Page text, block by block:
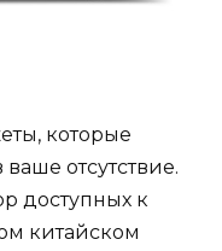
которые
отсутствие.
доступных к
китайском